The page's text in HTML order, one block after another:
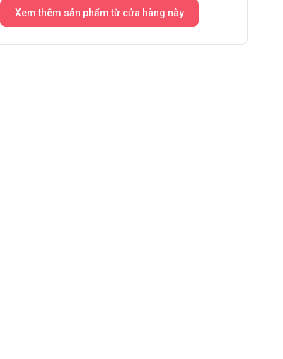
Xem thêm sản phẩm từ cửa hàng này